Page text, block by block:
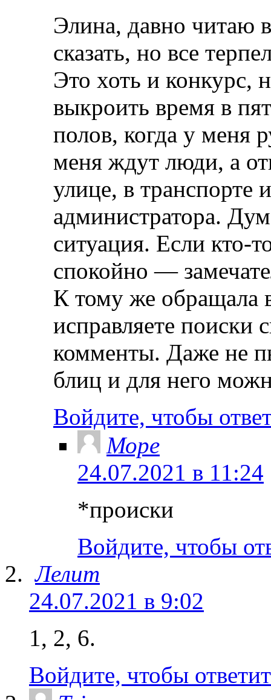
Элина, давно читаю
сказать, но все
Это хоть и конкурс,
выкроить время в
полов, когда у меня
меня ждут люди, а
улице, в транспорте
администратора.
ситуация. Если кто-
спокойно —
К тому же обращала
исправляете поиски
комменты. Даже не
блиц и для него
Войдите, чтобы
Море
24.07.2021 в 11:24
*происки
Войдите, чтобы
Лелит
24.07.2021 в 9:02
1, 2, 6.
Войдите, чтобы